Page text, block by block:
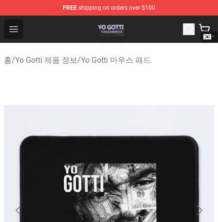
FREE shipping on orders over $100
Open menu
Yo Gotti Shop - Official Yo Gotti Merchandise Store
홈/Yo Gotti 제품 정보/Yo Gotti 마우스 패드